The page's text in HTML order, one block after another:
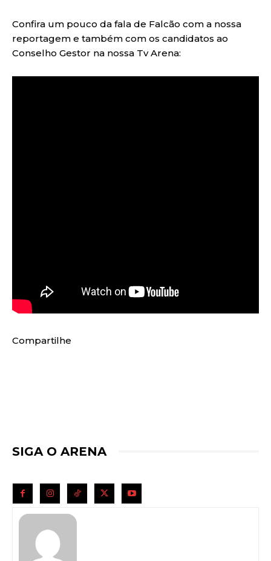
Confira um pouco da fala de Falcão com a nossa
reportagem e também com os candidatos ao
Conselho Gestor na nossa Tv Arena:
Compartilhe
SIGA O ARENA